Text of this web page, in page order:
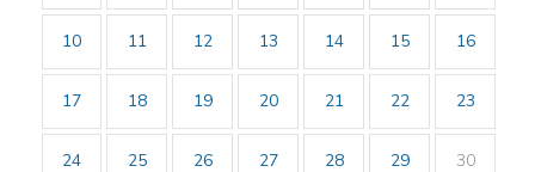
10 11 12 13 14 15 16
17 18 19 20 21 22 23
24 25 26 27 28 29 30